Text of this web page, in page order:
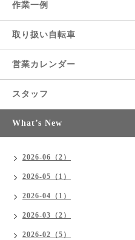
作業一例
取り扱い自転車
営業カレンダー
スタッフ
What’s New
2026-06（2）
2026-05（1）
2026-04（1）
2026-03（2）
2026-02（5）